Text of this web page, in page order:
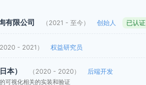
有限公司 （2021 - 至今） 创始人 已认证
2020 - 2021） 权益研究员
本） （2020 - 2020） 后端开发
可视化相关的实装和验证